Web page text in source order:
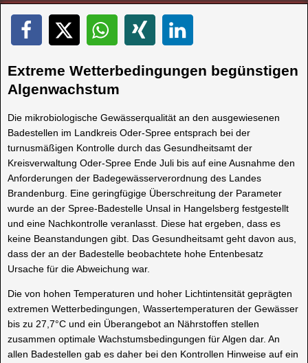
Extreme Wetterbedingungen begünstigen
Algenwachstum
Die mikrobiologische Gewässerqualität an den ausgewiesenen
Badestellen im Landkreis Oder-Spree entsprach bei der
turnusmäßigen Kontrolle durch das Gesundheitsamt der
Kreisverwaltung Oder-Spree Ende Juli bis auf eine Ausnahme den
Anforderungen der Badegewässerverordnung des Landes
Brandenburg. Eine geringfügige Überschreitung der Parameter
wurde an der Spree-Badestelle Unsal in Hangelsberg festgestellt
und eine Nachkontrolle veranlasst. Diese hat ergeben, dass es
keine Beanstandungen gibt. Das Gesundheitsamt geht davon aus,
dass der an der Badestelle beobachtete hohe Entenbesatz
Ursache für die Abweichung war.
Die von hohen Temperaturen und hoher Lichtintensität geprägten
extremen Wetterbedingungen, Wassertemperaturen der Gewässer
bis zu 27,7°C und ein Überangebot an Nährstoffen stellen
zusammen optimale Wachstumsbedingungen für Algen dar. An
allen Badestellen gab es daher bei den Kontrollen Hinweise auf ein